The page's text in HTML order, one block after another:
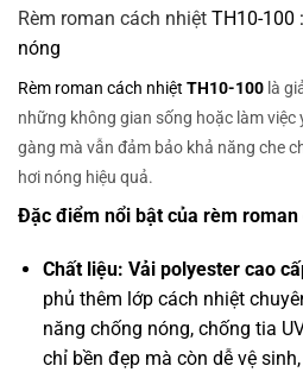
Rèm roman cách nhiệt TH10-100
nóng
Rèm roman cách nhiệt TH10-100 là
những không gian sống hoặc làm việc
gàng mà vẫn đảm bảo khả năng che
hơi nóng hiệu quả.
Đặc điểm nổi bật của rèm
Chất liệu: Vải polyester cao
phủ thêm lớp cách nhiệt
năng chống nóng, chống tia
chỉ bền đẹp mà còn dễ vệ